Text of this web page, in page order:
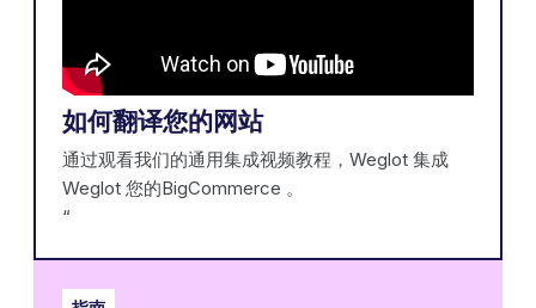
如何翻译您的网站
通过观看我们的通用集成视频教程，Weglot 集成
Weglot 您的BigCommerce 。
‍“